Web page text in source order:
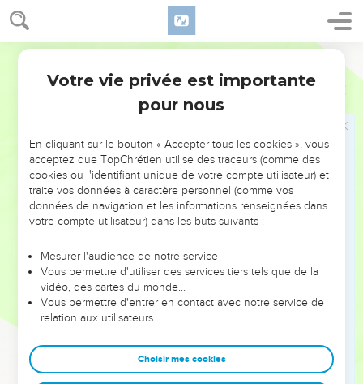
Jérémie 46
24 La fille d'Egypte est rendue honteuse, elle est livrée entre
les mains du peuple de l'Aquilon.
25
vais punir le grand peuple de No, et Pharaon, et l'Egypte, et
ses dieux, et ses Rois, tant Pharaon, que ceux qui se confient
Et je les livrerai entre les mains de ceux qui cherchent leur
vie, entre les mains, dis-je, de Nébucadnetsar Roi de
Babylone, et entre les mains de ses serviteurs ; mais après
cela elle sera habitée comme aux temps passés, dit l'Eternel.
Et toi Jacob mon serviteur, ne crains point, et ne
t'épouvante point, toi Israël ; car voici, je m'en vais te délivrer
du pays éloigné ; et ta postérité, du pays de leur captivité ; et
personne qui lui fasse peur.
Toi donc, Jacob mon serviteur, ne crains point, dit
Votre vie privée est importante
pour nous
En cliquant sur le bouton « Accepter tous les cookies », vous
acceptez que TopChrétien utilise des traceurs (comme des
cookies ou l'identifiant unique de votre compte utilisateur) et
traite vos données à caractère personnel (comme vos
données de navigation et les informations renseignées dans
votre compte utilisateur) dans les buts suivants :
Mesurer l'audience de notre service
Vous permettre d'utiliser des services tiers tels que de la
vidéo, des cartes du monde…
Vous permettre d'entrer en contact avec notre service de
relation aux utilisateurs.
Choisir mes cookies